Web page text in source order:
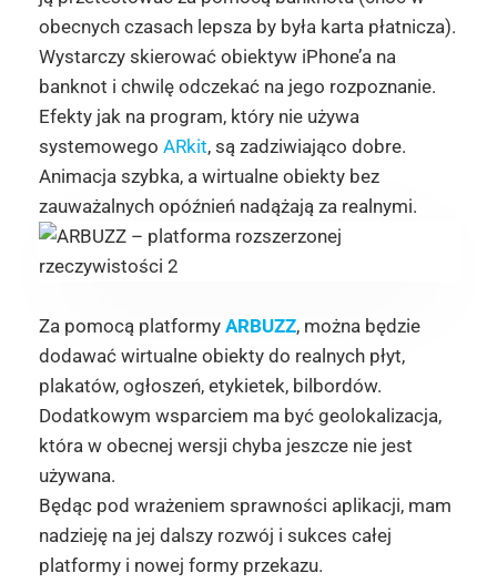
obecnych czasach lepsza by była karta płatnicza).
Wystarczy skierować obiektyw iPhone’a na
banknot i chwilę odczekać na jego rozpoznanie.
Efekty jak na program, który nie używa
systemowego ARkit, są zadziwiająco dobre.
Animacja szybka, a wirtualne obiekty bez
zauważalnych opóźnień nadążają za realnymi.
Za pomocą platformy ARBUZZ, można będzie
dodawać wirtualne obiekty do realnych płyt,
plakatów, ogłoszeń, etykietek, bilbordów.
Dodatkowym wsparciem ma być geolokalizacja,
która w obecnej wersji chyba jeszcze nie jest
używana.
Będąc pod wrażeniem sprawności aplikacji, mam
nadzieję na jej dalszy rozwój i sukces całej
platformy i nowej formy przekazu.